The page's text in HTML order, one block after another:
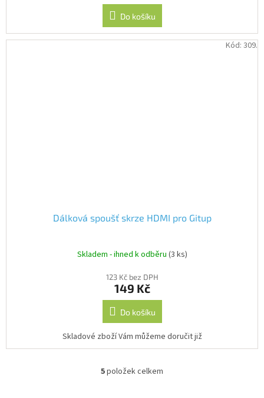
Do košíku
Dálková spoušť skrze HDMI pro Gitup
Skladem - ihned k odběru (3 ks)
123 Kč bez DPH
149 Kč
Do košíku
Skladové zboží Vám můžeme doručit již
Kód: 309.
O
5položek celkem